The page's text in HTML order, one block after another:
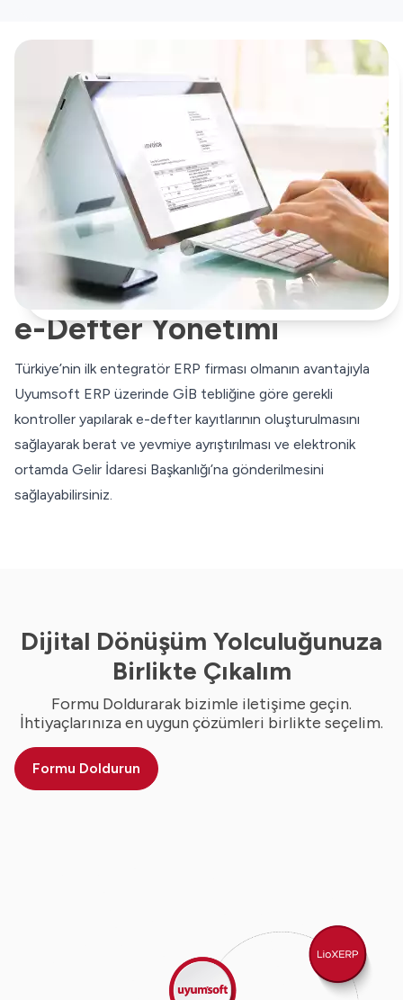
e-Defter Yönetimi
Türkiye’nin ilk entegratör ERP firması olmanın avantajıyla
Uyumsoft ERP üzerinde GİB tebliğine göre gerekli
kontroller yapılarak e-defter kayıtlarının oluşturulmasını
sağlayarak berat ve yevmiye ayrıştırılması ve elektronik
ortamda Gelir İdaresi Başkanlığı’na gönderilmesini
sağlayabilirsiniz.
Dijital Dönüşüm Yolculuğunuza
Birlikte Çıkalım
Formu Doldurarak bizimle iletişime geçin.
İhtiyaçlarınıza en uygun çözümleri birlikte seçelim.
Formu Doldurun